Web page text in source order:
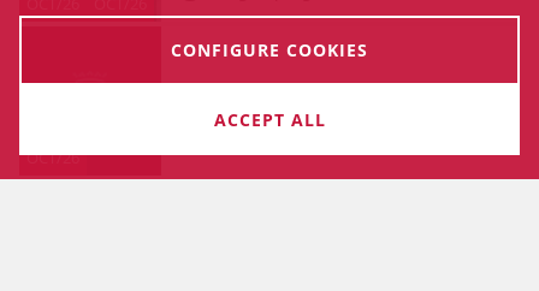
OCT/26
CONFIGURE COOKIES
ACCEPT ALL